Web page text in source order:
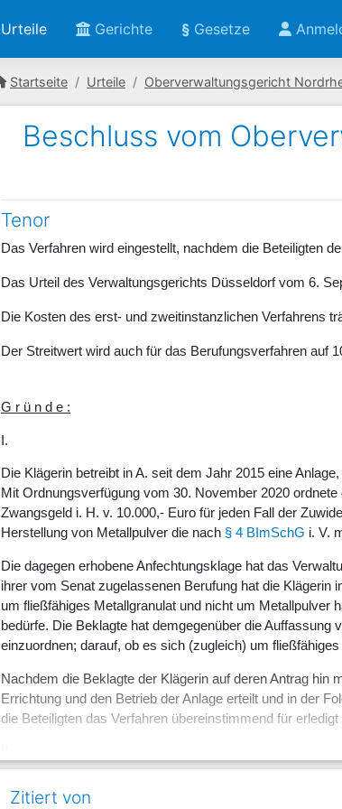
Urteile Gerichte § Gesetze
Startseite Urteile Oberverwaltungsgericht
Beschluss vom
Tenor
Das Verfahren wird eingestellt, nachdem die Beteiligten
Das Urteil des Verwaltungsgerichts Düsseldorf vom 6.
Die Kosten des erst- und zweitinstanzlichen Verfahrens
Der Streitwert wird auch für das Berufungsverfahren auf
G r ü n d e :
I.
Die Klägerin betreibt in A. seit dem Jahr 2015 eine
Mit Ordnungsverfügung vom 30. November 2020
Zwangsgeld i. H. v. 10.000,- Euro für jeden Fall der
Herstellung von Metallpulver die nach § 4 BImSchG i. V.
Die dagegen erhobene Anfechtungsklage hat das
ihrer vom Senat zugelassenen Berufung hat die
um fließfähiges Metallgranulat und nicht um
bedürfe. Die Beklagte hat demgegenüber die
einzuordnen; darauf, ob es sich (zugleich) um
Nachdem die Beklagte der Klägerin auf deren Antrag
Errichtung und den Betrieb der Anlage erteilt und in der
die Beteiligten das Verfahren übereinstimmend für erledigt
einzustellen, nachdem die Beteiligten den Rechtsstreit
Zitiert von